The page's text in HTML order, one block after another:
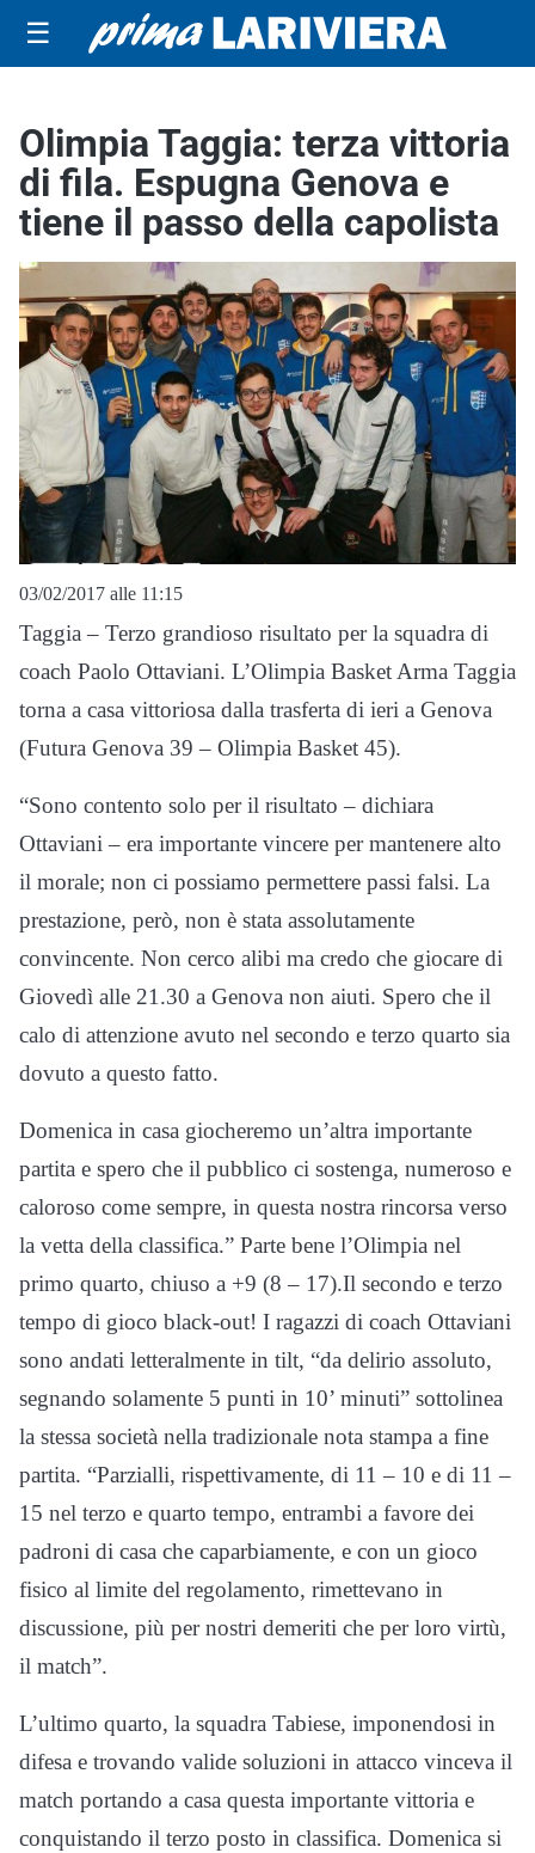
☰
Olimpia Taggia: terza vittoria
di fila. Espugna Genova e
tiene il passo della capolista
03/02/2017 alle 11:15
Taggia – Terzo grandioso risultato per la squadra di
coach Paolo Ottaviani. L’Olimpia Basket Arma Taggia
torna a casa vittoriosa dalla trasferta di ieri a Genova
(Futura Genova 39 – Olimpia Basket 45).
“Sono contento solo per il risultato – dichiara
Ottaviani – era importante vincere per mantenere alto
il morale; non ci possiamo permettere passi falsi. La
prestazione, però, non è stata assolutamente
convincente. Non cerco alibi ma credo che giocare di
Giovedì alle 21.30 a Genova non aiuti. Spero che il
calo di attenzione avuto nel secondo e terzo quarto sia
dovuto a questo fatto.
Domenica in casa giocheremo un’altra importante
partita e spero che il pubblico ci sostenga, numeroso e
caloroso come sempre, in questa nostra rincorsa verso
la vetta della classifica.” Parte bene l’Olimpia nel
primo quarto, chiuso a +9 (8 – 17).Il secondo e terzo
tempo di gioco black-out! I ragazzi di coach Ottaviani
sono andati letteralmente in tilt, “da delirio assoluto,
segnando solamente 5 punti in 10’ minuti” sottolinea
la stessa società nella tradizionale nota stampa a fine
partita. “Parzialli, rispettivamente, di 11 – 10 e di 11 –
15 nel terzo e quarto tempo, entrambi a favore dei
padroni di casa che caparbiamente, e con un gioco
fisico al limite del regolamento, rimettevano in
discussione, più per nostri demeriti che per loro virtù,
il match”.
L’ultimo quarto, la squadra Tabiese, imponendosi in
difesa e trovando valide soluzioni in attacco vinceva il
match portando a casa questa importante vittoria e
conquistando il terzo posto in classifica. Domenica si